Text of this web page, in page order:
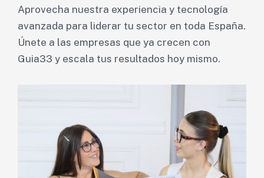
Aprovecha nuestra experiencia y tecnología
avanzada para liderar tu sector en toda España.
Únete a las empresas que ya crecen con
Guia33 y escala tus resultados hoy mismo.